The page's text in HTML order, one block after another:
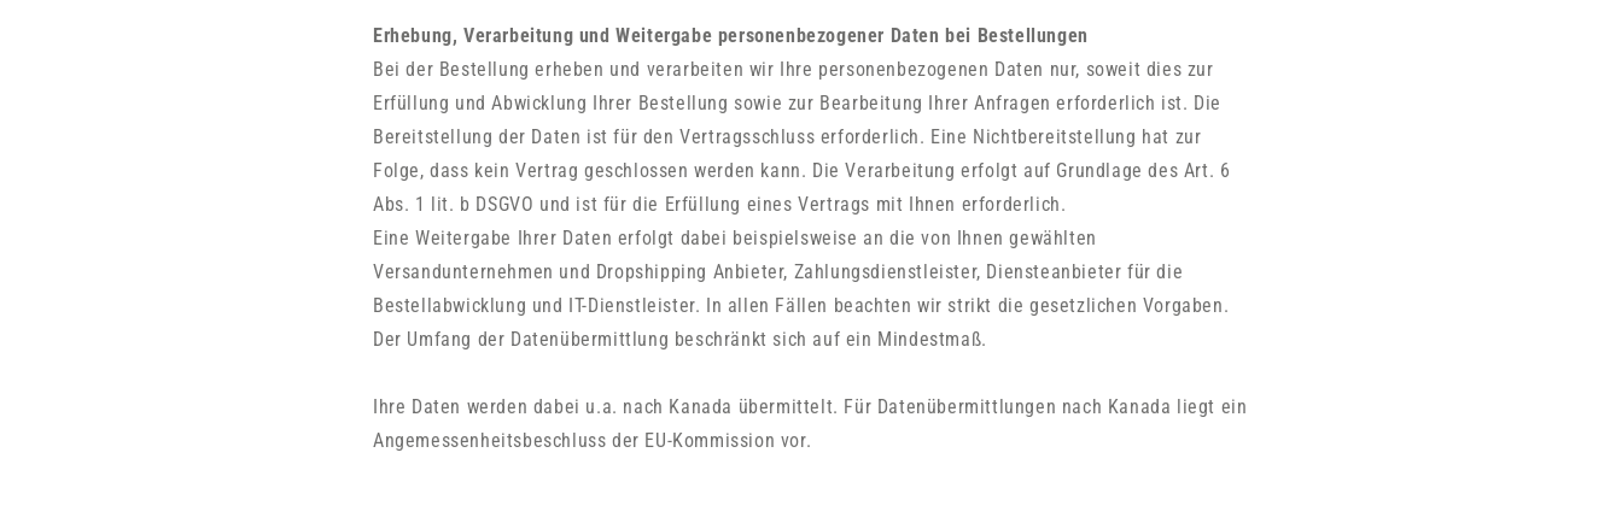
Erhebung, Verarbeitung und Weitergabe personenbezogener Daten bei Bestellungen
Bei der Bestellung erheben und verarbeiten wir Ihre personenbezogenen Daten nur, soweit dies zur
Erfüllung und Abwicklung Ihrer Bestellung sowie zur Bearbeitung Ihrer Anfragen erforderlich ist. Die
Bereitstellung der Daten ist für den Vertragsschluss erforderlich. Eine Nichtbereitstellung hat zur
Folge, dass kein Vertrag geschlossen werden kann. Die Verarbeitung erfolgt auf Grundlage des Art. 6
Abs. 1 lit. b DSGVO und ist für die Erfüllung eines Vertrags mit Ihnen erforderlich.
Eine Weitergabe Ihrer Daten erfolgt dabei beispielsweise an die von Ihnen gewählten
Versandunternehmen und Dropshipping Anbieter, Zahlungsdienstleister, Diensteanbieter für die
Bestellabwicklung und IT-Dienstleister. In allen Fällen beachten wir strikt die gesetzlichen Vorgaben.
Der Umfang der Datenübermittlung beschränkt sich auf ein Mindestmaß.
Ihre Daten werden dabei u.a. nach Kanada übermittelt. Für Datenübermittlungen nach Kanada liegt ein
Angemessenheitsbeschluss der EU-Kommission vor.